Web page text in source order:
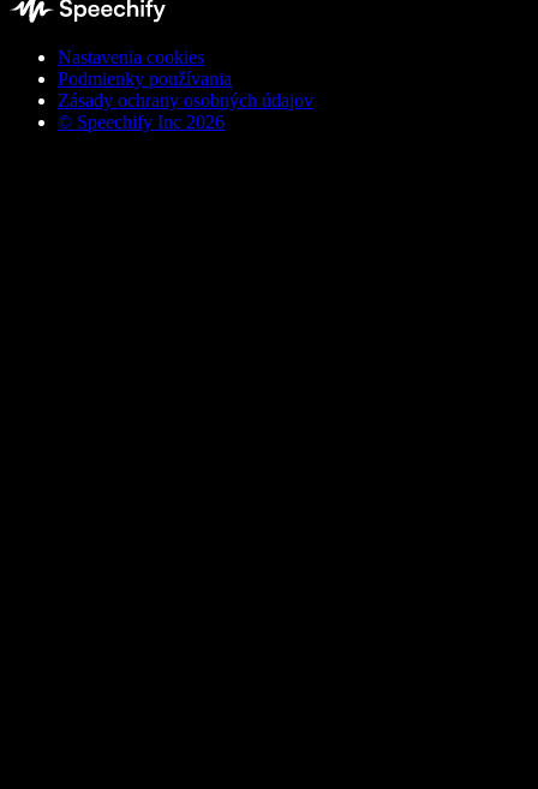
Nastavenia cookies
Podmienky používania
Zásady ochrany osobných údajov
© Speechify Inc 2026